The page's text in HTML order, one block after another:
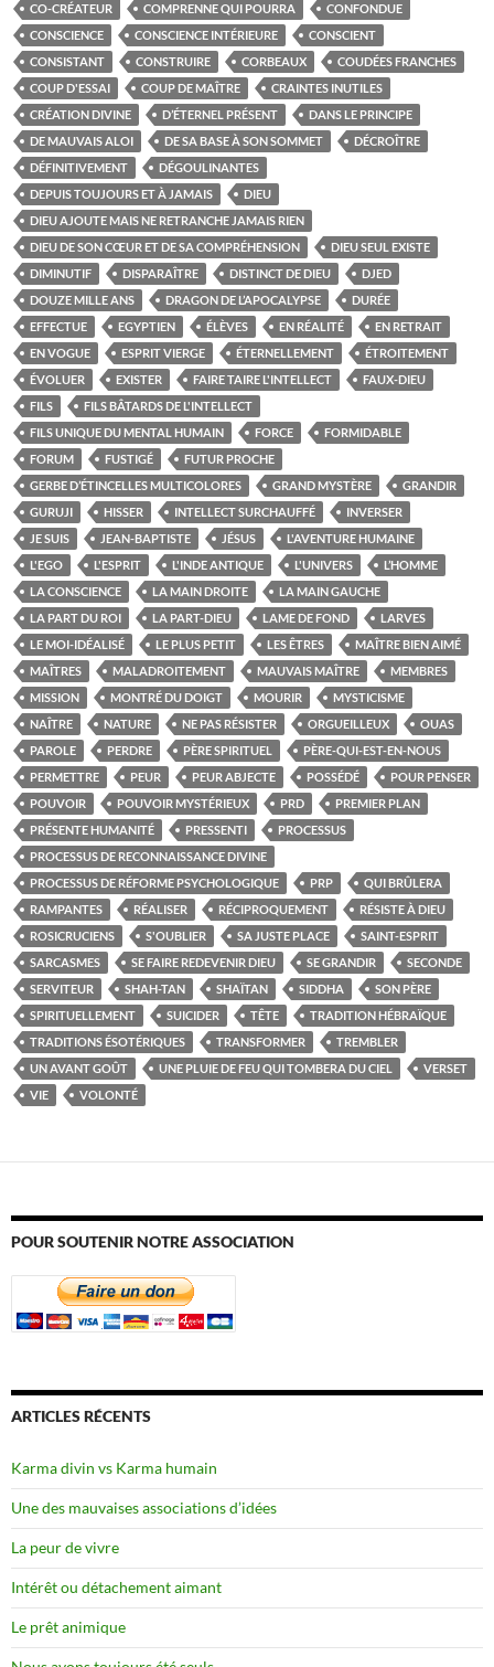
CO-CRÉATEUR COMPRENNE QUI POURRA
CONFONDUE
CONSCIENCE
CONSCIENCE INTÉRIEURE
CONSCIENT
CONSISTANT
CONSTRUIRE CORBEAUX
COUDÉES FRANCHES
COUP D'ESSAI
COUP DE MAÎTRE
CRAINTES INUTILES
CRÉATION DIVINE
D’ÉTERNEL PRÉSENT
DANS LE PRINCIPE
DE MAUVAIS ALOI
DE SA BASE À SON SOMMET
DÉCROÎTRE
DÉFINITIVEMENT
DÉGOULINANTES
DEPUIS TOUJOURS ET À JAMAIS
DIEU
DIEU AJOUTE MAIS NE RETRANCHE JAMAIS RIEN
DIEU DE SON CŒUR ET DE SA COMPRÉHENSION
DIEU SEUL EXISTE
DIMINUTIF
DISPARAÎTRE DISTINCT DE DIEU
DJED
DOUZE MILLE ANS
DRAGON DE L’APOCALYPSE
DURÉE
EFFECTUE
EGYPTIEN ÉLÈVES EN RÉALITÉ
EN RETRAIT
EN VOGUE
ESPRIT VIERGE ÉTERNELLEMENT
ÉTROITEMENT
ÉVOLUER
EXISTER FAIRE TAIRE L'INTELLECT
FAUX-DIEU
FILS
FILS BÂTARDS DE L'INTELLECT
FILS UNIQUE DU MENTAL HUMAIN
FORCE
FORMIDABLE
FORUM
FUSTIGÉ
FUTUR PROCHE
GERBE D’ÉTINCELLES MULTICOLORES
GRAND MYSTÈRE
GRANDIR
GURUJI
HISSER INTELLECT SURCHAUFFÉ
INVERSER
JE SUIS
JEAN-BAPTISTE JÉSUS
L'AVENTURE HUMAINE
L'EGO
L'ESPRIT L'INDE ANTIQUE L'UNIVERS
L’HOMME
LA CONSCIENCE
LA MAIN DROITE
LA MAIN GAUCHE
LA PART DU ROI
LA PART-DIEU LAME DE FOND
LARVES
LE MOI-IDÉALISÉ
LE PLUS PETIT LES ÊTRES
MAÎTRE BIEN AIMÉ
MAÎTRES
MALADROITEMENT MAUVAIS MAÎTRE
MEMBRES
MISSION
MONTRÉ DU DOIGT MOURIR
MYSTICISME
NAÎTRE
NATURE NE PAS RÉSISTER ORGUEILLEUX
OUAS
PAROLE
PERDRE PÈRE SPIRITUEL
PÈRE-QUI-EST-EN-NOUS
PERMETTRE
PEUR PEUR ABJECTE POSSÉDÉ
POUR PENSER
POUVOIR
POUVOIR MYSTÉRIEUX PRD
PREMIER PLAN
PRÉSENTE HUMANITÉ
PRESSENTI
PROCESSUS
PROCESSUS DE RECONNAISSANCE DIVINE
PROCESSUS DE RÉFORME PSYCHOLOGIQUE
PRP
QUI BRÛLERA
RAMPANTES
RÉALISER RÉCIPROQUEMENT
RÉSISTE À DIEU
ROSICRUCIENS
S'OUBLIER SA JUSTE PLACE
SAINT-ESPRIT
SARCASMES
SE FAIRE REDEVENIR DIEU SE GRANDIR
SECONDE
SERVITEUR
SHAH-TAN SHAÏTAN SIDDHA
SON PÈRE
SPIRITUELLEMENT
SUICIDER TÊTE
TRADITION HÉBRAÏQUE
TRADITIONS ÉSOTÉRIQUES
TRANSFORMER
TREMBLER
UN AVANT GOÛT
UNE PLUIE DE FEU QUI TOMBERA DU CIEL
VERSET
VIE
VOLONTÉ
POUR SOUTENIR NOTRE ASSOCIATION
ARTICLES RÉCENTS
Karma divin vs Karma humain
Une des mauvaises associations d’idées
La peur de vivre
Intérêt ou détachement aimant
Le prêt animique